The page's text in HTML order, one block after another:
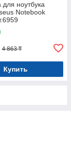
для ноутбука
Notebook
4 863 ₸
Купить